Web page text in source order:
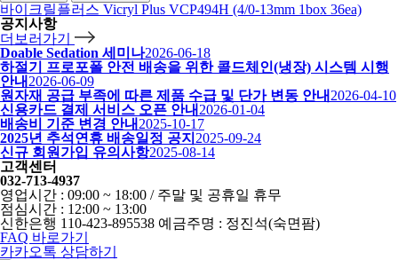
바이크릴플러스 Vicryl Plus VCP494H (4/0-13mm 1box 36ea)
공지사항
더보러가기
Doable Sedation 세미나2026-06-18
하절기 프로포폴 안전 배송을 위한 콜드체인(냉장) 시스템 시행
안내 2026-06-09
원자재 공급 부족에 따른 제품 수급 및 단가 변동 안내 2026-04-10
신용카드 결제 서비스 오픈 안내 2026-01-04
배송비 기준 변경 안내 2025-10-17
2025년 추석연휴 배송일정 공지 2025-09-24
신규 회원가입 유의사항2025-08-14
고객센터
032-713-4937
영업시간 : 09:00 ~ 18:00 / 주말 및 공휴일 휴무
점심시간 : 12:00 ~ 13:00
신한은행 110-423-895538 예금주명 : 정진석(숙면팜)
FAQ 바로가기
카카오톡 상담하기